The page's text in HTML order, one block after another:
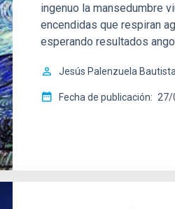
ingenuo la mansedumbre
encendidas que respiran
esperando resultados
Jesús Palenzuela Bautista
Fecha de publicación 27/